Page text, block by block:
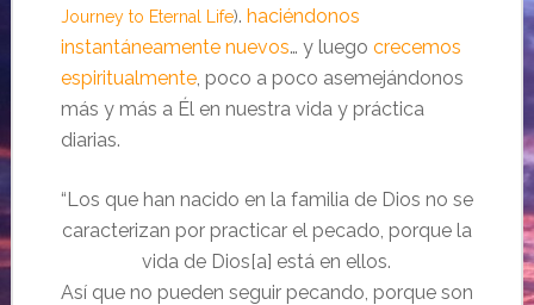
Journey to Eternal Life). haciéndonos
instantáneamente nuevos… y luego crecemos
espiritualmente, poco a poco asemejándonos
más y más a Él en nuestra vida y práctica
diarias.
“Los que han nacido en la familia de Dios no se
caracterizan por practicar el pecado, porque la
vida de Dios[a] está en ellos.
Así que no pueden seguir pecando, porque son